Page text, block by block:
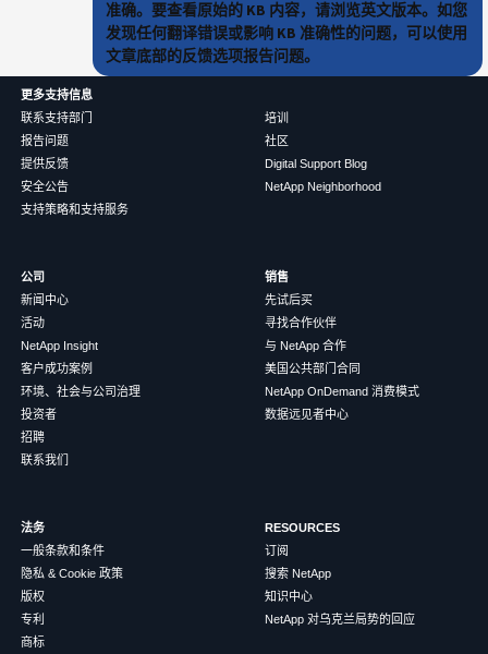
准确。要查看原始的 KB 内容，请浏览英文版本。如您
发现任何翻译错误或影响 KB 准确性的问题，可以使用
文章底部的反馈选项报告问题。
更多支持信息
联系支持部门
报告问题
提供反馈
安全公告
支持策略和支持服务
培训
社区
Digital Support Blog
NetApp Neighborhood
公司
新闻中心
活动
NetApp Insight
客户成功案例
环境、社会与公司治理
投资者
招聘
联系我们
销售
先试后买
寻找合作伙伴
与 NetApp 合作
美国公共部门合同
NetApp OnDemand 消费模式
数据远见者中心
法务
一般条款和条件
隐私 & Cookie 政策
版权
专利
商标
RESOURCES
订阅
搜索 NetApp
知识中心
NetApp 对乌克兰局势的回应